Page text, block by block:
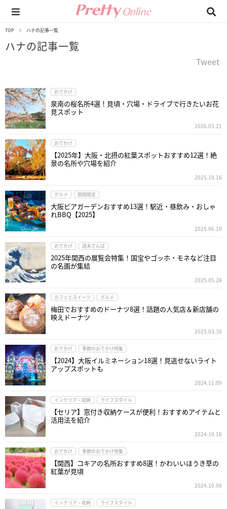
TOP ハナの記事一覧
ハナの記事一覧
Tweet
おでかけ
泉南の桜名所4選！見頃・穴場・ドライブで行きたいお花
見スポット
2026.03.21
おでかけ
【2025年】大阪・北摂の紅葉スポットおすすめ12選！絶
景の名所や穴場を紹介
2025.10.16
グルメ 期間限定
大阪ビアガーデンおすすめ13選！駅近・昼飲み・おしゃ
れBBQ【2025】
2025.06.10
おでかけ 週末さんぽ
2025年関西の展覧会特集！国宝やゴッホ・モネなど注目
の名画が集結
2025.05.28
カフェとスイーツ グルメ
梅田でおすすめのドーナツ8選！話題の人気店＆新店舗の
映えドーナツ
2025.03.30
おでかけ 季節のおでかけ特集
【2024】大阪イルミネーション18選！見逃せないライト
アップスポットも
2024.11.09
インテリア・収納 ライフスタイル
【セリア】窓付き収納ケースが便利！おすすめアイテムと
活用法を紹介
2024.10.16
おでかけ 季節のおでかけ特集
【関西】コキアの名所おすすめ8選！かわいいほうき草の
紅葉が見頃
2024.10.06
インテリア・収納 ライフスタイル